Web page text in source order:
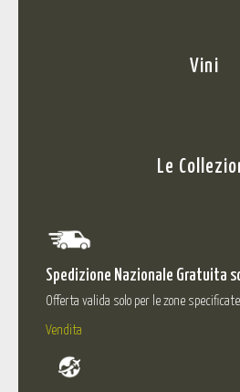
Vini
Le
Spedizione Nazionale Gratuita
Offerta valida solo per le zone
Vendita